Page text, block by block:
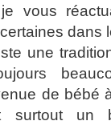
vous
dans
une
de bébé
surtout un